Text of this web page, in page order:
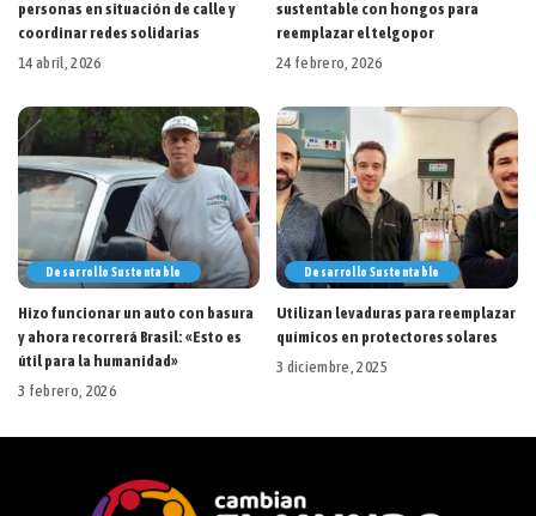
personas en situación de calle y
coordinar redes solidarias
14 abril, 2026
sustentable con hongos para
reemplazar el telgopor
24 febrero, 2026
Desarrollo Sustentable
Hizo funcionar un auto con basura
y ahora recorrerá Brasil: «Esto es
útil para la humanidad»
3 febrero, 2026
Desarrollo Sustentable
Utilizan levaduras para reemplazar
químicos en protectores solares
3 diciembre, 2025